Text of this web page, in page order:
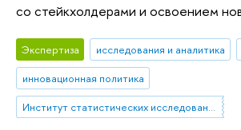
со стейкхолдерами и освоением
Экспертиза исследования и аналитика
инновационная политика
Институт статистических исследований и экономики знаний